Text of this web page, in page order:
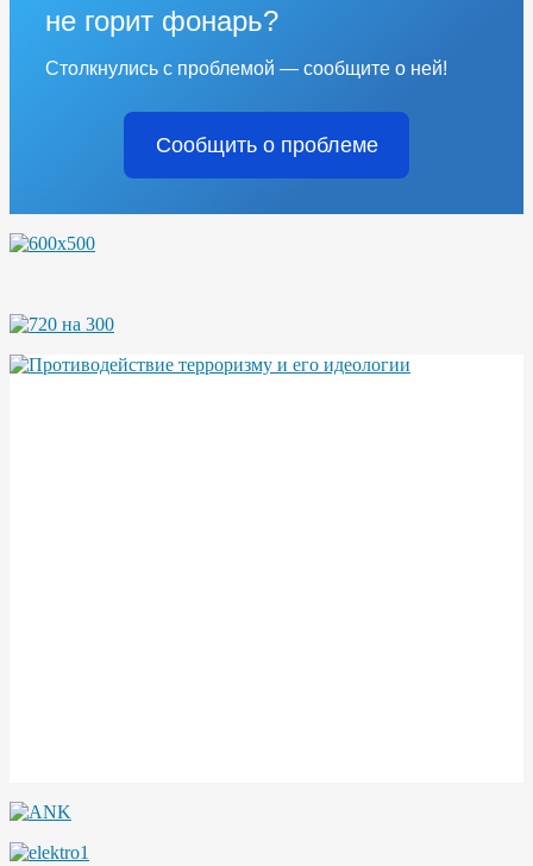
не горит фонарь?
Столкнулись с проблемой — сообщите о ней!
Сообщить о проблеме